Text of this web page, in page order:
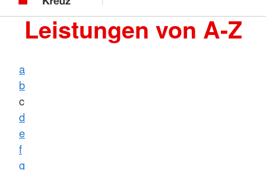
Leistungen von A-Z
a
b
c
d
e
f
g